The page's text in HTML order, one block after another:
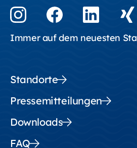
Immer auf dem neuesten
Standorte
Pressemitteilungen
Downloads
FAQ